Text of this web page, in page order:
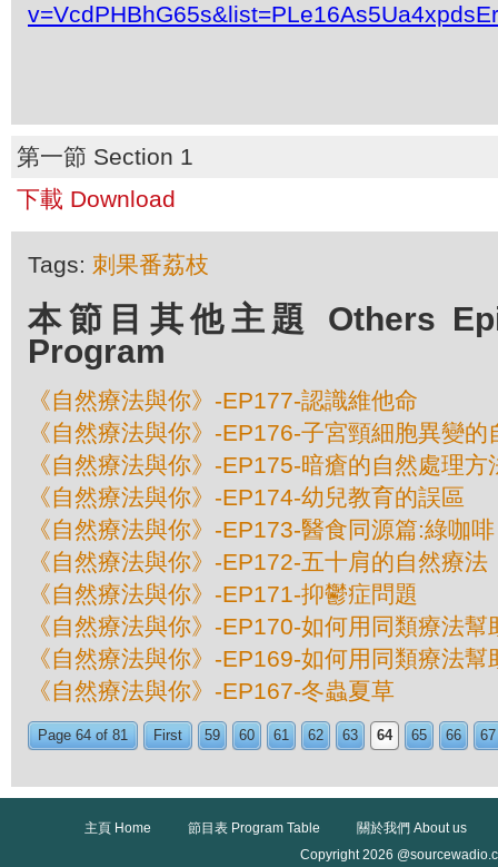
第一節 Section 1
下載 Download
Tags: 刺果番荔枝
本節目其他主題 Others
Program
《自然療法與你》-EP177-認識維他命
《自然療法與你》-EP176-子宮頸細胞異變的
《自然療法與你》-EP175-暗瘡的自然處理方
《自然療法與你》-EP174-幼兒教育的誤區
《自然療法與你》-EP173-醫食同源篇:綠咖啡
《自然療法與你》-EP172-五十肩的自然療法
《自然療法與你》-EP171-抑鬱症問題
《自然療法與你》-EP170-如何用同類療法
《自然療法與你》-EP169-如何用同類療法
《自然療法與你》-EP167-冬蟲夏草
Page 64 of 81 First 59 60 61 62 63 64 65 66 67
主頁 Home 節目表 Program Table
關於我們 About us
Copyright 2026